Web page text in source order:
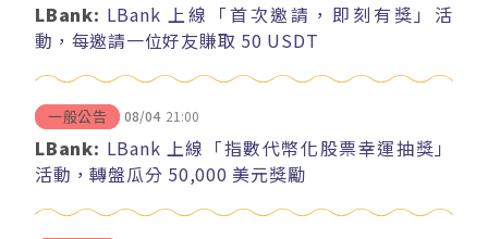
LBank: LBank 上線「首次邀請，即刻有獎」活
動，每邀請一位好友賺取 50 USDT
一般公告 08/04 21:00
LBank: LBank 上線「指數代幣化股票幸運抽獎」
活動，轉盤瓜分 50,000 美元獎勵